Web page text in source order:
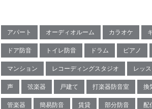
アパート オーディオルーム カラオケ
ドア防音 トイレ防音 ドラム ピアノ
マンション レコーディングスタジオ レッ
声 弦楽器 戸建て 打楽器防音室 換
管楽器 簡易防音 賃貸 部分防音 配